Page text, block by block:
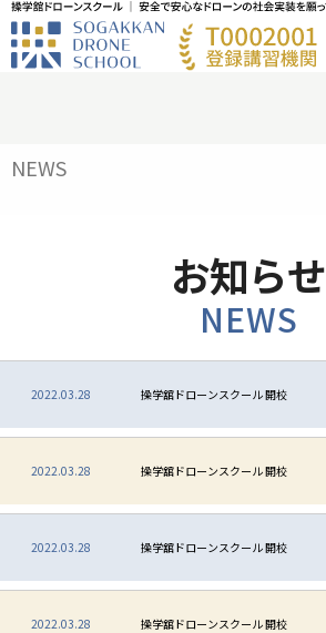
NEWS
お知らせ
NEWS
2022.03.28 操学舘ドローンスクール 開校
2022.03.28 操学舘ドローンスクール 開校
2022.03.28 操学舘ドローンスクール 開校
2022.03.28 操学舘ドローンスクール 開校